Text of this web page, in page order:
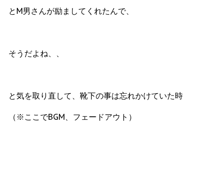
とМ男さんが励ましてくれたんで、
そうだよね、、
と気を取り直して、靴下の事は忘れかけていた時
（※ここでBGM、フェードアウト）